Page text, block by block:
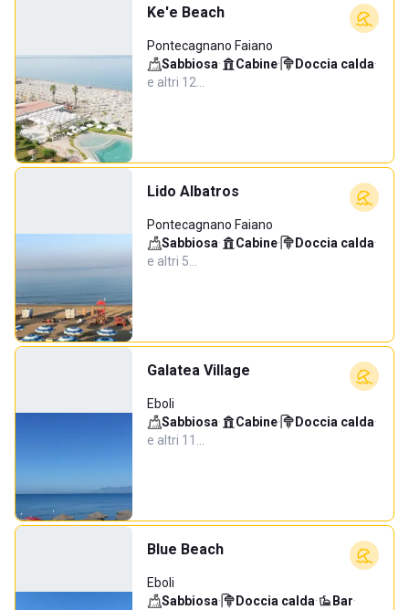
Ke'e Beach
Pontecagnano Faiano
Sabbiosa· Cabine· Doccia calda·
e altri 12…
Lido Albatros
Pontecagnano Faiano
Sabbiosa· Cabine· Doccia calda·
e altri 5…
Galatea Village
Eboli
Sabbiosa· Cabine· Doccia calda·
e altri 11…
Blue Beach
Eboli
Sabbiosa· Doccia calda· Bar·